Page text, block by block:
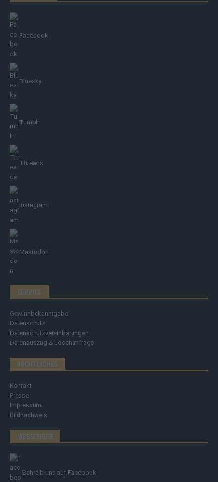
Facebook
Bluesky
Tumblr
Threads
Instagram
Mastodon
SERVICE
Gewinnbekanntgabe
Datenschutz
Datenschutzvereinbarungen
Datenauszug & Löschanfrage
RECHTLICHES
Kontakt
Presse
Impressum
Bildnachweis
MESSENGER
Schreib uns auf Facebook